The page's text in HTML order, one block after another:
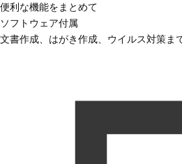
便利な機能をまとめて
ソフトウェア付属
文書作成、はがき作成、ウイルス対策ま